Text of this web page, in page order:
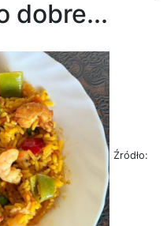
dobre...
Źródło: